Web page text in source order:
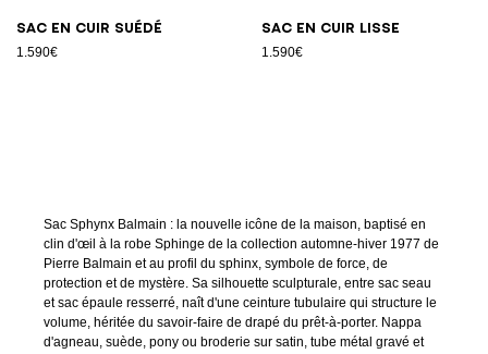
Sac en cuir suédé
1.590€
Sac en cuir lisse
1.590€
Sac Sphynx Balmain : la nouvelle icône de la maison, baptisé en
clin d'œil à la robe Sphinge de la collection automne-hiver 1977 de
Pierre Balmain et au profil du sphinx, symbole de force, de
protection et de mystère. Sa silhouette sculpturale, entre sac seau
et sac épaule resserré, naît d'une ceinture tubulaire qui structure le
volume, héritée du savoir-faire de drapé du prêt-à-porter. Nappa
d'agneau, suède, pony ou broderie sur satin, tube métal gravé et